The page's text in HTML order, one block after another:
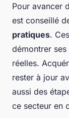
Pour avancer
est conseillé
pratiques.
démontrer
réelles.
rester à jour
aussi des
ce secteur en